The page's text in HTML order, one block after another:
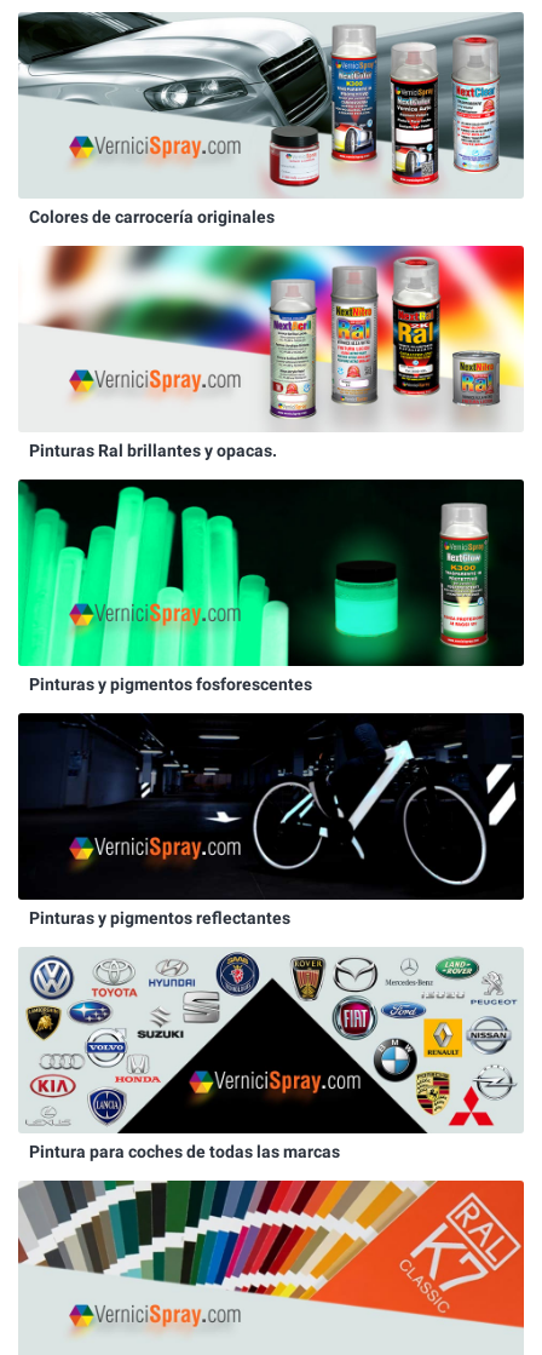
Colores de carrocería originales
Pinturas Ral brillantes y opacas.
Pinturas y pigmentos fosforescentes
Pinturas y pigmentos reflectantes
Pintura para coches de todas las marcas